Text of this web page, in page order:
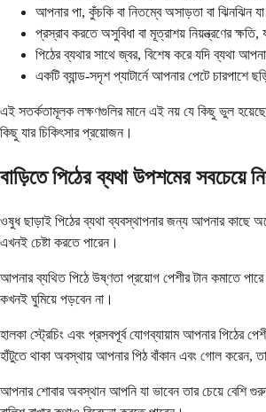
আপনার পা, কুঁচকি বা নিতম্বে অসাড়তা বা ঝিনঝিন
প্রস্রাব করতে অসুবিধা বা মূত্রাশয় নিয়ন্ত্রণের
পিঠের ব্যথার সাথে জ্বর, বিশেষ করে যদি ব্যথা
একটি ব্যান্ড-সদৃশ প্যাটার্নে আপনার পেটে চারপাশে
এই সতর্কতামূলক লক্ষণগুলির মানে এই নয় যে কিছু ভুল হয়েছে,
কিছু যার চিকিৎসার প্রয়োজন।
বাড়িতে পিঠের ব্যথা উপশমের সবচেয়ে
ওষুধ ছাড়াই পিঠের ব্যথা ব্যবস্থাপনার জন্য আপনার কাছে
এখনই চেষ্টা করতে পারেন।
আপনার ব্যথিত পিঠে উষ্ণতা প্রয়োগ পেশীর টান কমাতে
কখনই ঘুমিয়ে পড়বেন না।
হালকা স্ট্রেচিং এবং প্রসবপূর্ব যোগব্যায়াম আপনার
হাঁটুতে থাকা অবস্থায় আপনার পিঠ বাঁকান এবং গোল করেন,
আপনার শোবার অবস্থান আপনি যা ভাবেন তার চেয়ে বেশি